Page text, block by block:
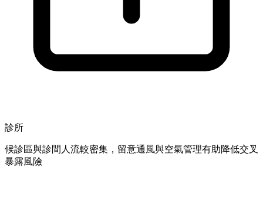
診所
候診區與診間人流較密集，留意通風與空氣管理有助降低交叉
暴露風險